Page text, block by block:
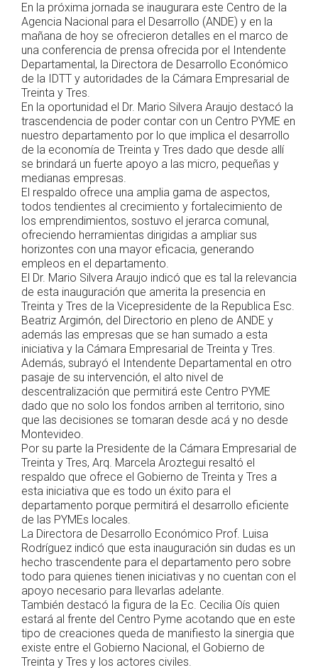
En la próxima jornada se inaugurara este Centro de la
Agencia Nacional para el Desarrollo (ANDE) y en la
mañana de hoy se ofrecieron detalles en el marco de
una conferencia de prensa ofrecida por el Intendente
Departamental, la Directora de Desarrollo Económico
de la IDTT y autoridades de la Cámara Empresarial de
Treinta y Tres.
En la oportunidad el Dr. Mario Silvera Araujo destacó la
trascendencia de poder contar con un Centro PYME en
nuestro departamento por lo que implica el desarrollo
de la economía de Treinta y Tres dado que desde allí
se brindará un fuerte apoyo a las micro, pequeñas y
medianas empresas.
El respaldo ofrece una amplia gama de aspectos,
todos tendientes al crecimiento y fortalecimiento de
los emprendimientos, sostuvo el jerarca comunal,
ofreciendo herramientas dirigidas a ampliar sus
horizontes con una mayor eficacia, generando
empleos en el departamento.
El Dr. Mario Silvera Araujo indicó que es tal la relevancia
de esta inauguración que amerita la presencia en
Treinta y Tres de la Vicepresidente de la Republica Esc.
Beatriz Argimón, del Directorio en pleno de ANDE y
además las empresas que se han sumado a esta
iniciativa y la Cámara Empresarial de Treinta y Tres.
Además, subrayó el Intendente Departamental en otro
pasaje de su intervención, el alto nivel de
descentralización que permitirá este Centro PYME
dado que no solo los fondos arriben al territorio, sino
que las decisiones se tomaran desde acá y no desde
Montevideo.
Por su parte la Presidente de la Cámara Empresarial de
Treinta y Tres, Arq. Marcela Aroztegui resaltó el
respaldo que ofrece el Gobierno de Treinta y Tres a
esta iniciativa que es todo un éxito para el
departamento porque permitirá el desarrollo eficiente
de las PYMEs locales.
La Directora de Desarrollo Económico Prof. Luisa
Rodríguez indicó que esta inauguración sin dudas es un
hecho trascendente para el departamento pero sobre
todo para quienes tienen iniciativas y no cuentan con el
apoyo necesario para llevarlas adelante.
También destacó la figura de la Ec. Cecilia Oís quien
estará al frente del Centro Pyme acotando que en este
tipo de creaciones queda de manifiesto la sinergia que
existe entre el Gobierno Nacional, el Gobierno de
Treinta y Tres y los actores civiles.